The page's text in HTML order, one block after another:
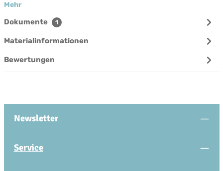
Mehr
Dokumente 1
Materialinformationen
Bewertungen
Newsletter
Service